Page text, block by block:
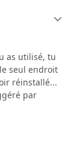
as utilisé, tu
seul endroit
réinstallé...
par